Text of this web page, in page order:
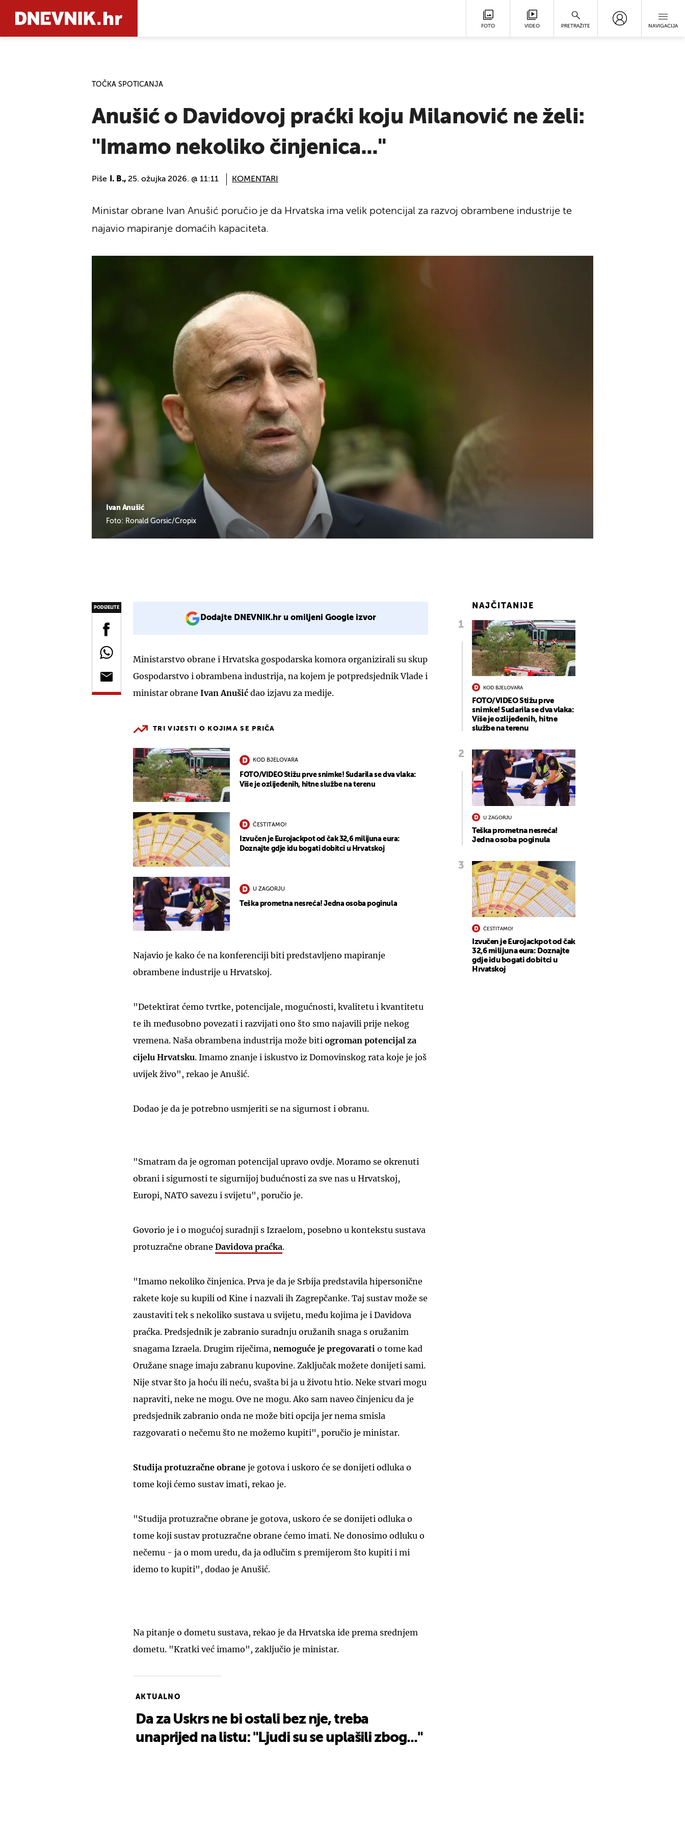
FOTO VIDEO PRETRAŽITE NAVIGACIJA
TOČKA SPOTICANJA
Anušić o Davidovoj praćki koju Milanović ne želi:
"Imamo nekoliko činjenica..."
Piše I. B., 25. ožujka 2026. @ 11:11 KOMENTARI
Ivan Anušić
Foto: Ronald Gorsic/Cropix
Ministar obrane Ivan Anušić poručio je da Hrvatska ima velik potencijal za razvoj obrambene industrije te
najavio mapiranje domaćih kapaciteta.
PODIJELITE
Dodajte DNEVNIK.hr u omiljeni Google izvor
Ministarstvo obrane i Hrvatska gospodarska komora organizirali su skup
Gospodarstvo i obrambena industrija, na kojem je potpredsjednik Vlade i
ministar obrane Ivan Anušić dao izjavu za medije.
TRI VIJESTI O KOJIMA SE PRIČA
KOD BJELOVARA
FOTO/VIDEO Stižu prve snimke! Sudarila se dva vlaka:
Više je ozlijeđenih, hitne službe na terenu
ČESTITAMO!
Izvučen je Eurojackpot od čak 32,6 milijuna eura:
Doznajte gdje idu bogati dobitci u Hrvatskoj
U ZAGORJU
Teška prometna nesreća! Jedna osoba poginula
Najavio je kako će na konferenciji biti predstavljeno mapiranje
obrambene industrije u Hrvatskoj.
"Detektirat ćemo tvrtke, potencijale, mogućnosti, kvalitetu i kvantitetu
te ih međusobno povezati i razvijati ono što smo najavili prije nekog
vremena. Naša obrambena industrija može biti ogroman potencijal za
cijelu Hrvatsku. Imamo znanje i iskustvo iz Domovinskog rata koje je još
uvijek živo", rekao je Anušić.
Dodao je da je potrebno usmjeriti se na sigurnost i obranu.
"Smatram da je ogroman potencijal upravo ovdje. Moramo se okrenuti
obrani i sigurnosti te sigurnijoj budućnosti za sve nas u Hrvatskoj,
Europi, NATO savezu i svijetu", poručio je.
Govorio je i o mogućoj suradnji s Izraelom, posebno u kontekstu sustava
protuzračne obrane Davidova praćka.
"Imamo nekoliko činjenica. Prva je da je Srbija predstavila hipersonične
rakete koje su kupili od Kine i nazvali ih Zagrepčanke. Taj sustav može se
zaustaviti tek s nekoliko sustava u svijetu, među kojima je i Davidova
praćka. Predsjednik je zabranio suradnju oružanih snaga s oružanim
snagama Izraela. Drugim riječima, nemoguće je pregovarati o tome kad
Oružane snage imaju zabranu kupovine. Zaključak možete donijeti sami.
Nije stvar što ja hoću ili neću, svašta bi ja u životu htio. Neke stvari mogu
napraviti, neke ne mogu. Ove ne mogu. Ako sam naveo činjenicu da je
predsjednik zabranio onda ne može biti opcija jer nema smisla
razgovarati o nečemu što ne možemo kupiti", poručio je ministar.
Studija protuzračne obrane je gotova i uskoro će se donijeti odluka o
tome koji ćemo sustav imati, rekao je.
"Studija protuzračne obrane je gotova, uskoro će se donijeti odluka o
tome koji sustav protuzračne obrane ćemo imati. Ne donosimo odluku o
nečemu - ja o mom uredu, da ja odlučim s premijerom što kupiti i mi
idemo to kupiti", dodao je Anušić.
Na pitanje o dometu sustava, rekao je da Hrvatska ide prema srednjem
dometu. "Kratki već imamo", zaključio je ministar.
AKTUALNO
Da za Uskrs ne bi ostali bez nje, treba
unaprijed na listu: "Ljudi su se uplašili zbog..."
NAJČITANIJE
KOD BJELOVARA
FOTO/VIDEO Stižu prve
snimke! Sudarila se dva vlaka:
Više je ozlijeđenih, hitne
službe na terenu
U ZAGORJU
Teška prometna nesreća!
Jedna osoba poginula
ČESTITAMO!
Izvučen je Eurojackpot od čak
32,6 milijuna eura: Doznajte
gdje idu bogati dobitci u
Hrvatskoj
UKLJUČITE NOTIFIKACIJE